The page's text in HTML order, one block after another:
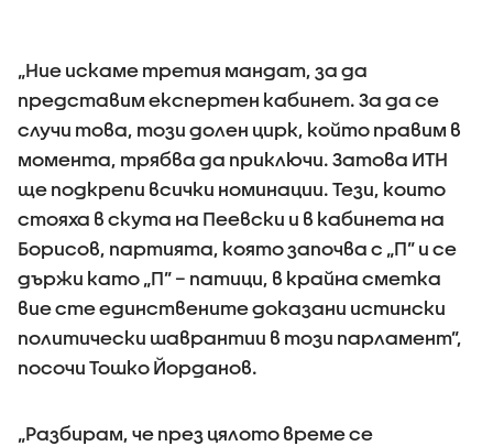
„Ние искаме третия мандат, за да
представим експертен кабинет. За да се
случи това, този долен цирк, който правим в
момента, трябва да приключи. Затова ИТН
ще подкрепи всички номинации. Тези, които
стояха в скута на Пеевски и в кабинета на
Борисов, партията, която започва с „П” и се
държи като „П” – патици, в крайна сметка
вие сте единствените доказани истински
политически шаврантии в този парламент”,
посочи Тошко Йорданов.
„Разбирам, че през цялото време се